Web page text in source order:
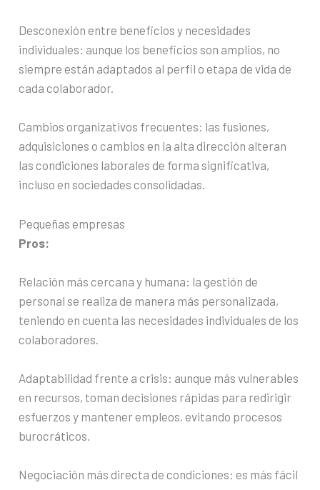
Desconexión entre beneficios y necesidades
individuales: aunque los beneficios son amplios, no
siempre están adaptados al perfil o etapa de vida de
cada colaborador.
Cambios organizativos frecuentes: las fusiones,
adquisiciones o cambios en la alta dirección alteran
las condiciones laborales de forma significativa,
incluso en sociedades consolidadas.
Pequeñas empresas
Pros:
Relación más cercana y humana: la gestión de
personal se realiza de manera más personalizada,
teniendo en cuenta las necesidades individuales de los
colaboradores.
Adaptabilidad frente a crisis: aunque más vulnerables
en recursos, toman decisiones rápidas para redirigir
esfuerzos y mantener empleos, evitando procesos
burocráticos.
Negociación más directa de condiciones: es más fácil